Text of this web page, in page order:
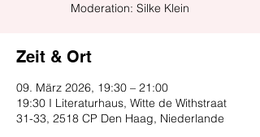
Moderation: Silke Klein
Zeit & Ort
09. März 2026, 19:30 – 21:00
19:30 I Literaturhaus, Witte de Withstraat
31-33, 2518 CP Den Haag, Niederlande